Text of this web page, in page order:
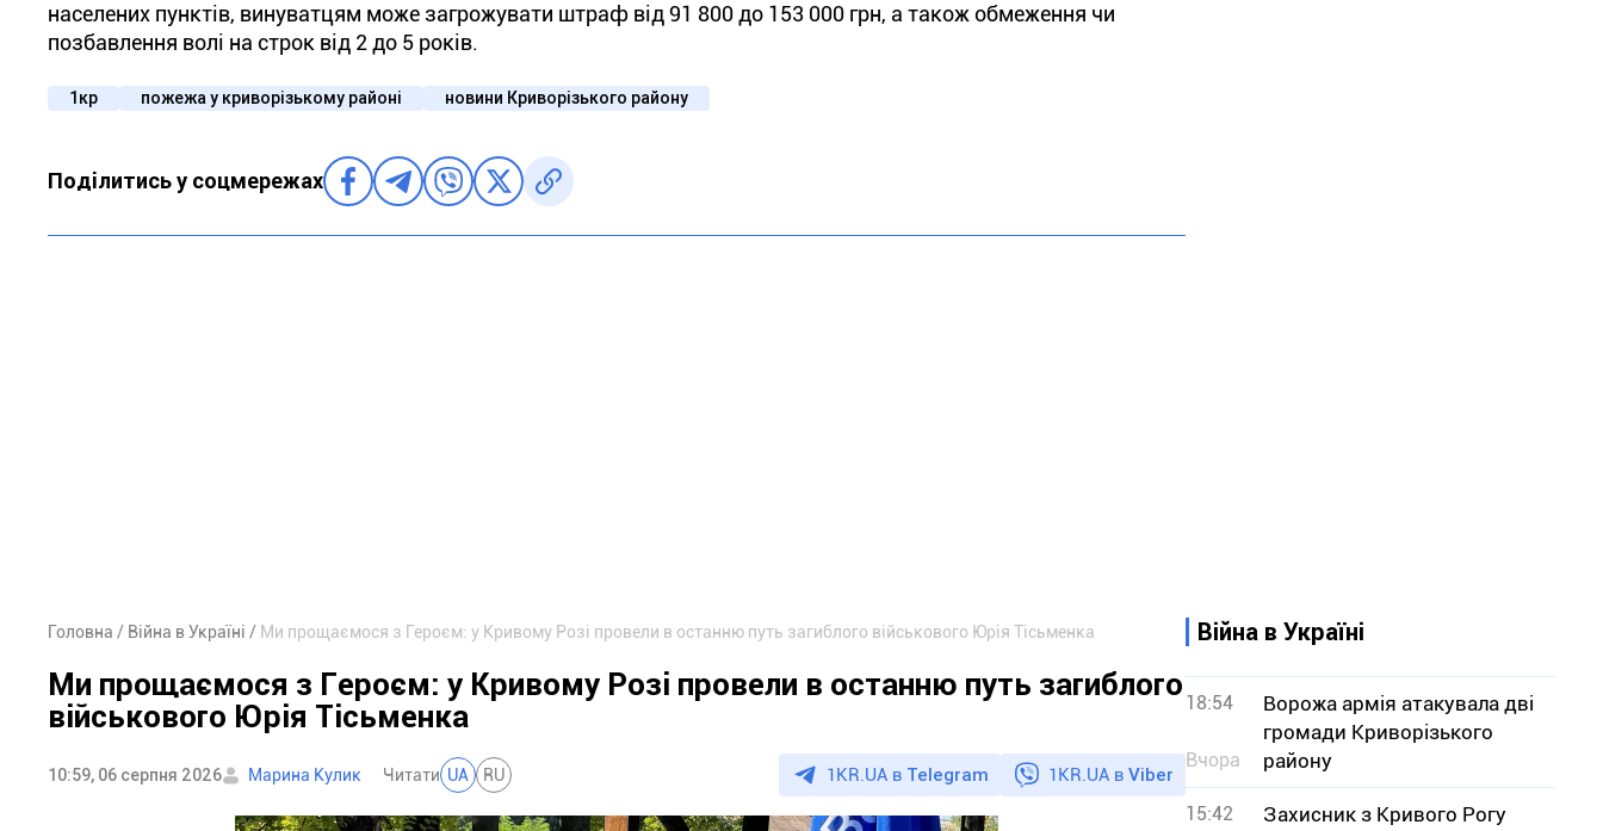
населених пунктів, винуватцям може загрожувати штраф від 91 800 до 153 000 грн, а також обмеження чи
позбавлення волі на строк від 2 до 5 років.
1кр пожежа у криворізькому районі новини Криворізького району
Поділитись у соцмережах
Головна Війна в Україні Ми прощаємося з Героєм: у Кривому Розі провели в останню путь загиблого військового Юрія Тісьменка
Ми прощаємося з Героєм: у Кривому Розі провели в останню путь загиблого
військового Юрія Тісьменка
10:59, 06 серпня 2026 Марина Кулик Читати UA RU 1KR.UA в Telegram 1KR.UA в Viber
Війна в Україні
18:54
Вчора
Ворожа армія атакувала дві
громади Криворізького
району
15:42 Захисник з Кривого Рогу